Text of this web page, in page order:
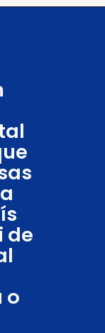
de
o